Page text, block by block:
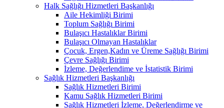
Halk Sağlığı Hizmetleri Başkanlığı
Aile Hekimliği Birimi
Toplum Sağlığı Birimi
Bulaşıcı Hastalıklar Birimi
Bulaşıcı Olmayan Hastalıklar
Çocuk, Ergen,Kadın ve Üreme Sağlığı Birimi
Çevre Sağlığı Birimi
İzleme, Değerlendime ve İstatistik Birimi
Sağlık Hizmetleri Başkanlığı
Sağlık Hizmetleri Birimi
Kamu Sağlık Hizmetleri Birimi
Sağlık Hizmetleri İzleme, Değerlendirme ve